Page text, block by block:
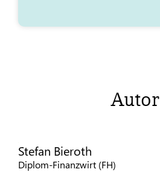
Autor
Stefan Bieroth
Diplom-Finanzwirt (FH)